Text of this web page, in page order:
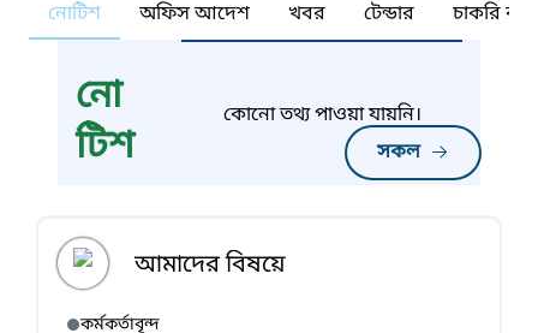
নোটিশ অফিস আদেশ খবর টেন্ডার চাকরি
নো
টিশ
সকল
কোনো তথ্য পাওয়া যায়নি।
আমাদের বিষয়ে
কর্মকর্তাবৃন্দ